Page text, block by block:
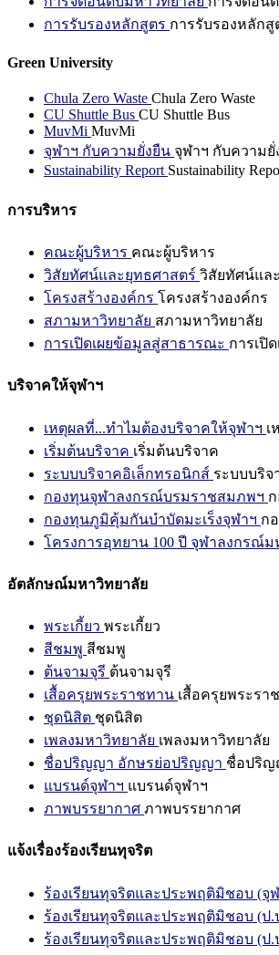
การรับรองหลักสูตร การรับรองหลักสู
Green University
Chula Zero Waste Chula Zero Waste
CU Shuttle Bus CU Shuttle Bus
MuvMi MuvMi
จุฬาฯ กับความยั่งยืน จุฬาฯ กับความยั่
Sustainability Report Sustainability
การบริหาร
คณะผู้บริหาร คณะผู้บริหาร
วิสัยทัศน์และยุทธศาสตร์ วิสัยทัศน์แล
โครงสร้างองค์กร โครงสร้างองค์กร
สภามหาวิทยาลัย สภามหาวิทยาลัย
การเปิดเผยข้อมูลสู่สาธารณะ การเปิ
บริจาคให้จุฬาฯ
เหตุผลที่...ทำไมต้องบริจาคให้จุฬาฯ เ
เริ่มต้นบริจาค เริ่มต้นบริจาค
ระบบบริจาคอิเล็กทรอนิกส์ ระบบบริจ
กองทุนจุฬาลงกรณ์บรมราชสมภพฯ
กองทุนภูมิคุ้มกันบำบัดมะเร็งจุฬาฯ ก
โครงการอุทยาน 100 ปี จุฬาลงกรณ์ม
อัตลักษณ์มหาวิทยาลัย
พระเกี้ยว พระเกี้ยว
สีชมพู สีชมพู
ต้นจามจุรี ต้นจามจุรี
เสื้อครุยพระราชทาน เสื้อครุยพระรา
ชุดนิสิต ชุดนิสิต
เพลงมหาวิทยาลัย เพลงมหาวิทยาลัย
ชื่อปริญญา อักษรย่อปริญญา ชื่อปริญ
แบรนด์จุฬาฯ แบรนด์จุฬาฯ
ภาพบรรยากาศ ภาพบรรยากาศ
แจ้งเรื่องร้องเรียนทุจริต
ร้องเรียนทุจริตและประพฤติมิชอบ (จุ
ร้องเรียนทุจริตและประพฤติมิชอบ (ป.
ร้องเรียนทุจริตและประพฤติมิชอบ (ป.